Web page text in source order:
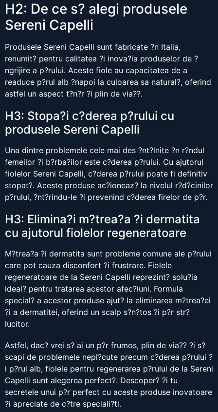
H2: De ce s? alegi produsele
Sereni Capelli
Produsele Sereni Capelli sunt fabricate ?n Italia,
renumit? pentru calitatea ?i inova?ia produselor de ?
ngrijire a p?rului. Aceste fiole au capacitatea de a
readuce p?rul alb ?napoi la culoarea sa natural?, oferind
astfel un aspect t?n?r ?i plin de via??.
H3: Stopa?i c?derea p?rului cu
produsele Sereni Capelli
Una dintre problemele cele mai des ?nt?lnite ?n r?ndul
femeilor ?i b?rba?ilor este c?derea p?rului. Cu ajutorul
fiolelor Sereni Capelli, c?derea p?rului poate fi definitiv
stopat?. Aceste produse ac?ioneaz? la nivelul r?d?cinilor
p?rului, ?nt?rindu-le ?i prevenind c?derea firelor de p?r.
H3: Elimina?i m?trea?a ?i dermatita
cu ajutorul fiolelor regeneratoare
M?trea?a ?i dermatita sunt probleme comune ale p?rului
care pot cauza disconfort ?i frustrare. Fiolele
regeneratoare de la Sereni Capelli reprezint? solu?ia
ideal? pentru tratarea acestor afec?iuni. Formula
special? a acestor produse ajut? la eliminarea m?trea?ei
?i a dermatitei, oferind un scalp s?n?tos ?i p?r str?
lucitor.
Astfel, dac? vrei s? ai un p?r frumos, plin de via?? ?i s?
scapi de problemele nepl?cute precum c?derea p?rului ?
i p?rul alb, fiolele pentru regenerarea p?rului de la Sereni
Capelli sunt alegerea perfect?. Descoper? ?i tu
secretele unui p?r perfect cu aceste produse inovatoare
?i apreciate de c?tre speciali?ti.